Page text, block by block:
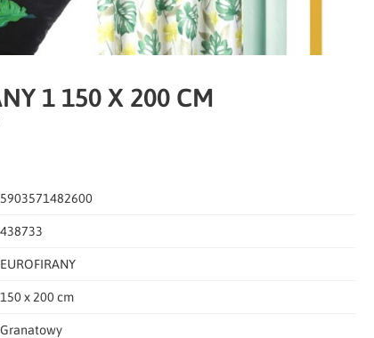
1 150 X 200 CM
5903571482600
438733
EUROFIRANY
150 x 200 cm
Granatowy